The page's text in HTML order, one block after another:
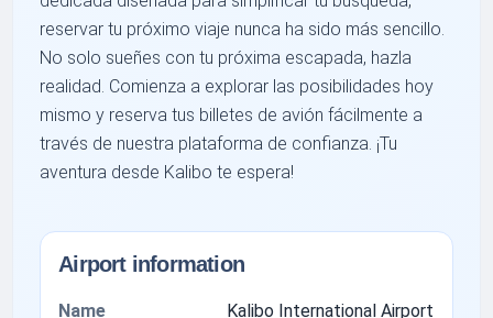
reservar tu próximo viaje nunca ha sido más sencillo.
No solo sueñes con tu próxima escapada, hazla
realidad. Comienza a explorar las posibilidades hoy
mismo y reserva tus billetes de avión fácilmente a
través de nuestra plataforma de confianza. ¡Tu
aventura desde Kalibo te espera!
Airport information
Name
Kalibo International Airport